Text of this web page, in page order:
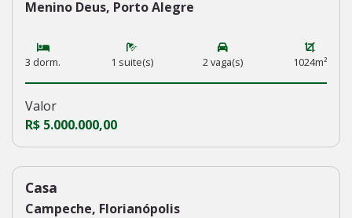
Menino Deus, Porto Alegre
3 dorm. 1 suite(s) 2 vaga(s) 1024m²
Valor
R$ 5.000.000,00
224
Casa
Campeche, Florianópolis